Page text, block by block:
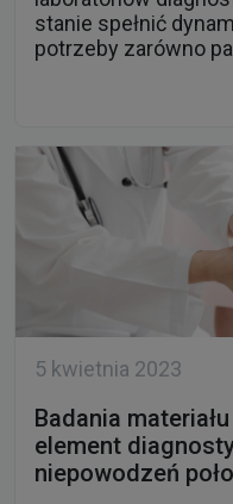
Badania
element
niepowodzeń
Jednym z
diagnostycznych,